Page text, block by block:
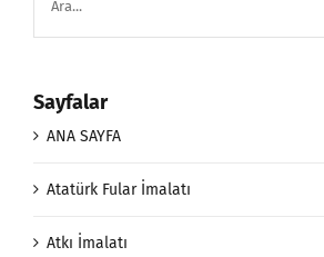
Sayfalar
ANA SAYFA
Atatürk Fular İmalatı
Atkı İmalatı